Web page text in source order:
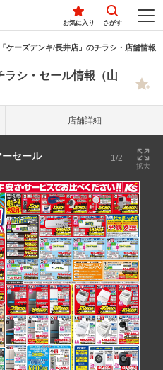
お気に入り さがす
「ケーズデンキ/長井店」のチラシ・店舗情報
ラシ・セール情報（山
店舗詳細
セール 1/2
拡大